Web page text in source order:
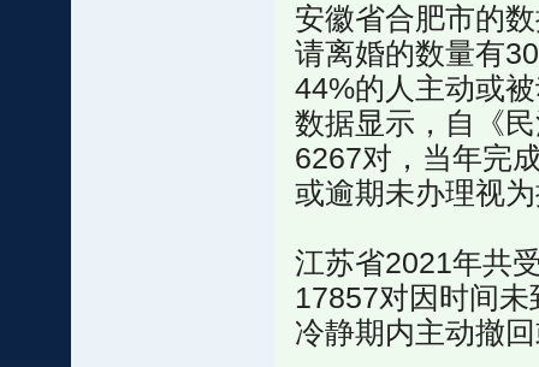
安徽省合肥市的
请离婚的数量有
44%的人主动或
数据显示，自《
6267对，当年完
或逾期未办理视
江苏省2021年共
17857对因时间
冷静期内主动撤